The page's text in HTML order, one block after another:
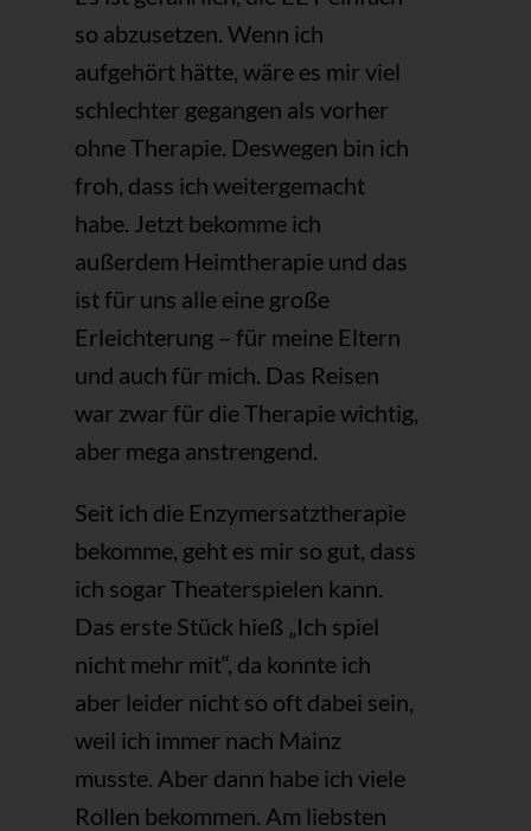
so abzusetzen. Wenn ich
aufgehört hätte, wäre es mir viel
schlechter gegangen als vorher
ohne Therapie. Deswegen bin ich
froh, dass ich weitergemacht
habe. Jetzt bekomme ich
außerdem Heimtherapie und das
ist für uns alle eine große
Erleichterung – für meine Eltern
und auch für mich. Das Reisen
war zwar für die Therapie wichtig,
aber mega anstrengend.
Seit ich die Enzymersatztherapie
bekomme, geht es mir so gut, dass
ich sogar Theaterspielen kann.
Das erste Stück hieß „Ich spiel
nicht mehr mit“, da konnte ich
aber leider nicht so oft dabei sein,
weil ich immer nach Mainz
musste. Aber dann habe ich viele
Rollen bekommen. Am liebsten